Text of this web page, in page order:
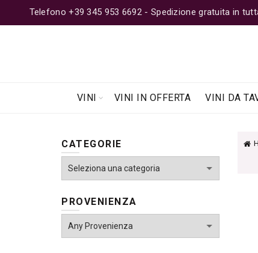
Telefono +39 345 953 6692 - Spedizione gratuita in
VINI VINI IN OFFERTA VINI DA
CATEGORIE
PROVENIENZA